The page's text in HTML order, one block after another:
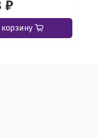
₽
корзину